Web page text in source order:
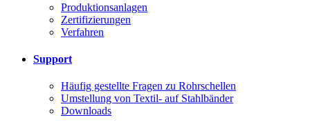
Produktionsanlagen
Zertifizierungen
Verfahren
Support
Häufig gestellte Fragen zu Rohrschellen
Umstellung von Textil- auf Stahlbänder
Downloads